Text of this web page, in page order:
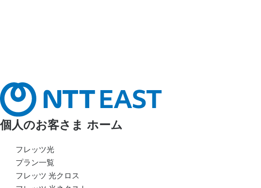
個人のお客さま ホーム
フレッツ光
プラン一覧
フレッツ 光クロス